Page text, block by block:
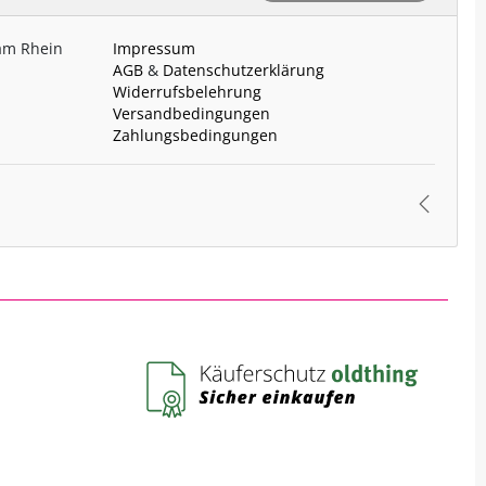
Rhein
Impressum
AGB& Datenschutzerklärung
Widerrufsbelehrung
Versandbedingungen
Zahlungsbedingungen